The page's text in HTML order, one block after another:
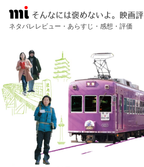
そんなには褒めないよ。映画評
ネタバレレビュー・あらすじ・感想・評価